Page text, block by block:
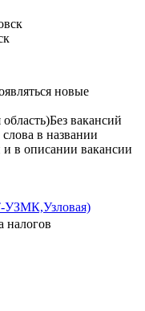
новые
Без вакансий
в названии
в описании вакансии
налогов